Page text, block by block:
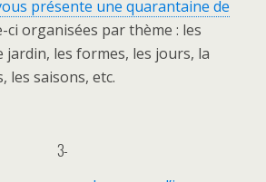
présente une quarantaine de
ci organisées par thème : les
jardin, les formes, les jours, la
les saisons, etc.
3-